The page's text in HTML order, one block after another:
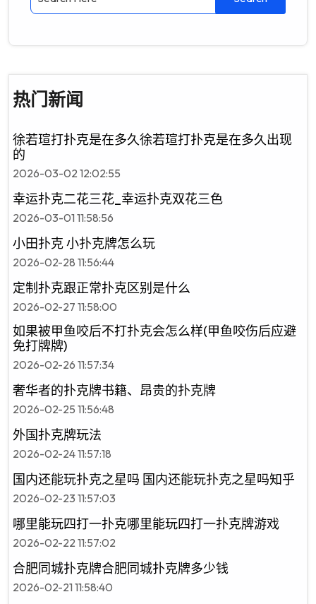
热门新闻
徐若瑄打扑克是在多久徐若瑄打扑克是在多久出现
的
2026-03-02 12:02:55
幸运扑克二花三花_幸运扑克双花三色
2026-03-01 11:58:56
小田扑克 小扑克牌怎么玩
2026-02-28 11:56:44
定制扑克跟正常扑克区别是什么
2026-02-27 11:58:00
如果被甲鱼咬后不打扑克会怎么样(甲鱼咬伤后应避
免打牌牌)
2026-02-26 11:57:34
奢华者的扑克牌书籍、昂贵的扑克牌
2026-02-25 11:56:48
外国扑克牌玩法
2026-02-24 11:57:18
国内还能玩扑克之星吗 国内还能玩扑克之星吗知乎
2026-02-23 11:57:03
哪里能玩四打一扑克哪里能玩四打一扑克牌游戏
2026-02-22 11:57:02
合肥同城扑克牌合肥同城扑克牌多少钱
2026-02-21 11:58:40